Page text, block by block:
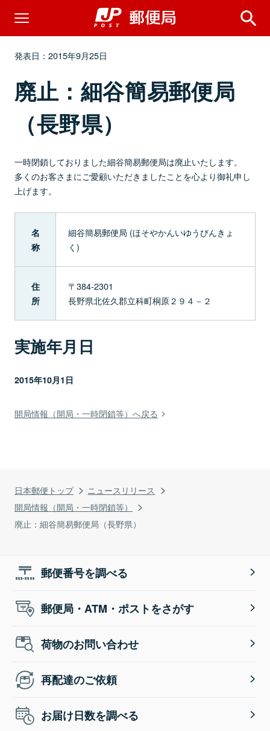
日本郵便トップ
ニュースリリース
開局情報（開局・一時閉鎖等）
廃止：細谷簡易郵便局（長野県）
発表日：2015年9月25日
廃止：細谷簡易郵便局
（長野県）
一時閉鎖しておりました細谷簡易郵便局は廃止いたします。
多くのお客さまにご愛顧いただきましたことを心より御礼申し
上げます。
名
称
細谷簡易郵便局 (ほそやかんいゆうびんきょ
く)
住
所
〒384-2301
長野県北佐久郡立科町桐原２９４－２
実施年月日
2015年10月1日
開局情報（開局・一時閉鎖等）へ戻る
郵便番号を調べる
郵便局・ATM・ポストをさがす
荷物のお問い合わせ
再配達のご依頼
お届け日数を調べる